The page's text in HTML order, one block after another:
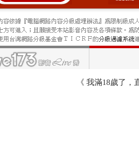
《 我滿18歲了，